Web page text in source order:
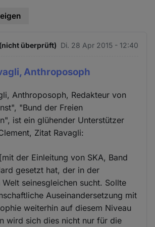
überprüft) Di. 28 Apr 2015 - 12:40
Anthroposoph
Anthroposoph, Redakteur von
"Bund der Freien
ist ein glühender Unterstützer
Zitat Ravagli:
der Einleitung von SKA, Band
gesetzt hat, der in der
seinesgleichen sucht. Sollte
Auseinandersetzung mit
weiterhin auf diesem Niveau
wird sich dies nicht nur für die